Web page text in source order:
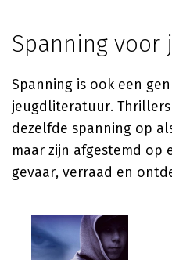
Spanning voor
Spanning is ook een
jeugdliteratuur.
dezelfde spanning op
maar zijn afgestemd op
gevaar, verraad en